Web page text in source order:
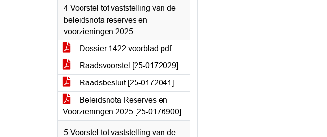
4 Voorstel tot vaststelling van de
beleidsnota reserves en
voorzieningen 2025
Dossier 1422 voorblad.pdf
Raadsvoorstel [25-0172029]
Raadsbesluit [25-0172041]
Beleidsnota Reserves en
Voorzieningen 2025 [25-0176900]
5 Voorstel tot vaststelling van de